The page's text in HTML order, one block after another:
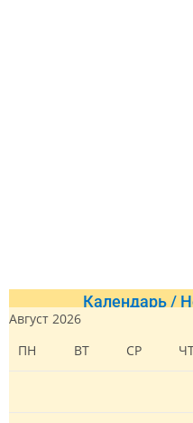
Календарь /
Август 2026
ПН
ВТ СР